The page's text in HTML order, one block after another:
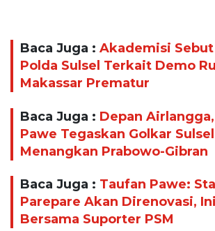
Baca Juga : Akademisi
Polda Sulsel Terkait Demo
Makassar Prematur
Baca Juga : Depan
Pawe Tegaskan Golkar
Menangkan Prabowo-Gibran
Baca Juga : Taufan Pawe:
Parepare Akan Direnovasi,
Bersama Suporter PSM